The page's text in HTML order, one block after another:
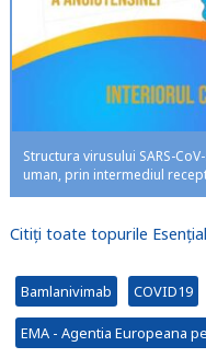
Structura virusului SARS-
uman, prin intermediul
Citiți toate topurile
Bamlanivimab COVID19
EMA - Agentia Europeana